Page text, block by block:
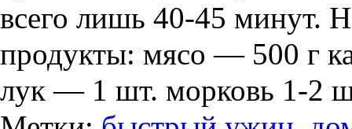
всего лишь 40-45 минут.
продукты: мясо — 500 г
лук — 1 шт. морковь 1-2